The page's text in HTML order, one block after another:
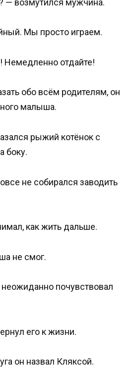
Мы просто играем.
Немедленно отдайте!
обо всём родителям, он
малыша.
рыжий котёнок с
боку.
не собирался заводить
как жить дальше.
не смог.
почувствовал
его к жизни.
он назвал Кляксой.